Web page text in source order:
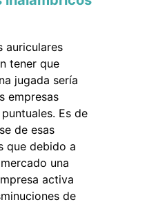
auriculares
tener que
jugada sería
empresas
Es de
de esas
que debido a
una
activa
de